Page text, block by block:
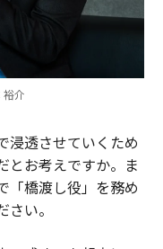
裕介
浸透させていくため
とお考えですか。ま
「橋渡し役」を務め
い。